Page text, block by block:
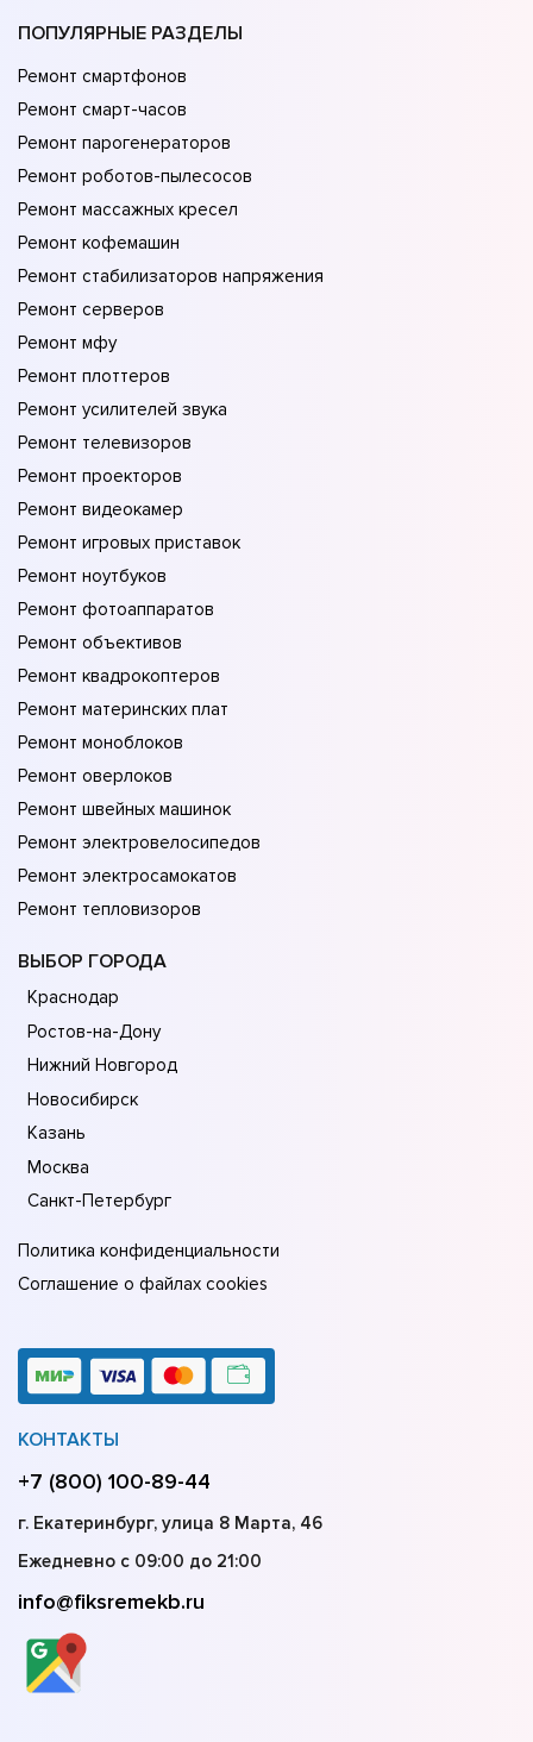
ПОПУЛЯРНЫЕ РАЗДЕЛЫ
Ремонт смартфонов
Ремонт смарт-часов
Ремонт парогенераторов
Ремонт роботов-пылесосов
Ремонт массажных кресел
Ремонт кофемашин
Ремонт стабилизаторов напряжения
Ремонт серверов
Ремонт мфу
Ремонт плоттеров
Ремонт усилителей звука
Ремонт телевизоров
Ремонт проекторов
Ремонт видеокамер
Ремонт игровых приставок
Ремонт ноутбуков
Ремонт фотоаппаратов
Ремонт объективов
Ремонт квадрокоптеров
Ремонт материнских плат
Ремонт моноблоков
Ремонт оверлоков
Ремонт швейных машинок
Ремонт электровелосипедов
Ремонт электросамокатов
Ремонт тепловизоров
ВЫБОР ГОРОДА
Краснодар
Ростов-на-Дону
Нижний Новгород
Новосибирск
Казань
Москва
Санкт-Петербург
Политика конфиденциальности
Соглашение о файлах cookies
КОНТАКТЫ
+7 (800) 100-89-44
г. Екатеринбург, улица 8 Марта, 46
Ежедневно с 09:00 до 21:00
info@fiksremekb.ru